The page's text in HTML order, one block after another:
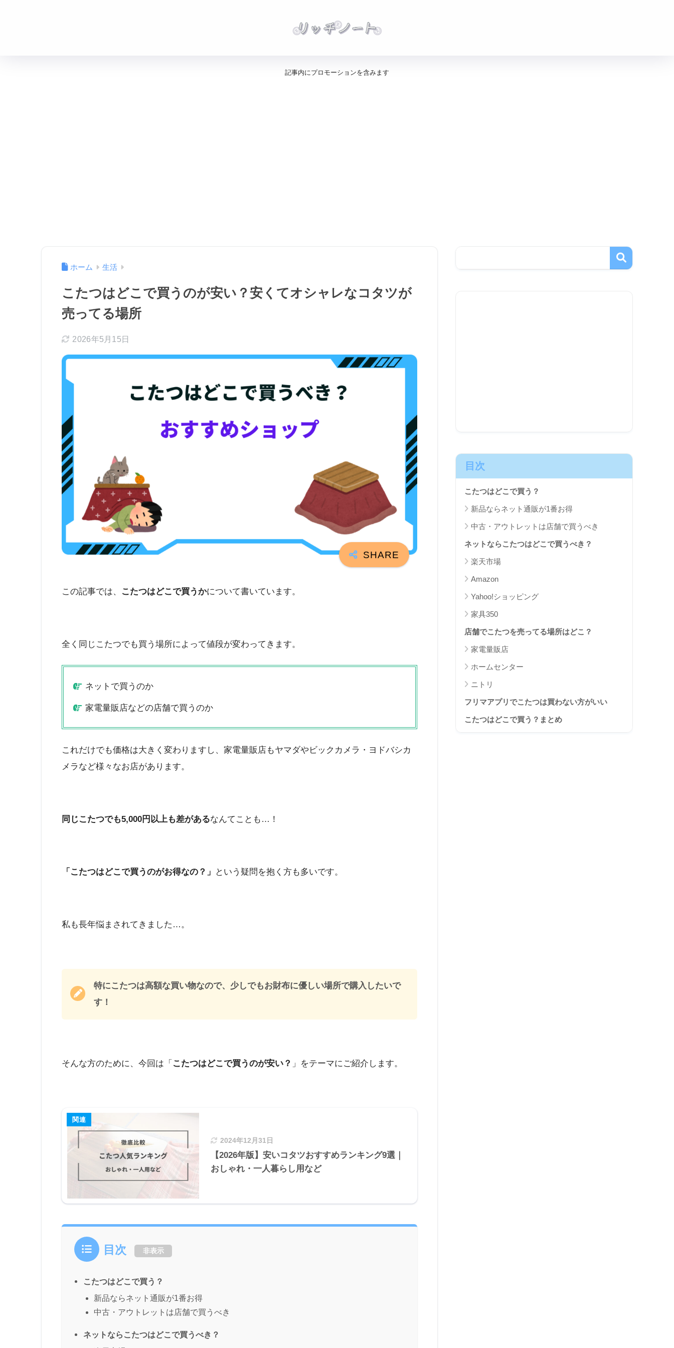
記事内にプロモーションを含みます
ホーム 生活
こたつはどこで買うのが安い？安くてオシャレなコタツが
売ってる場所
2026年5月15日
この記事では、 こたつはどこで買うかについて書いています。
全く同じこたつでも買う場所によって値段が変わってきます。
ネットで買うのか
家電量販店などの店舗で買うのか
これだけでも価格は大きく変わりますし、家電量販店もヤマダやビックカメラ・ヨドバシカ
メラなど様々なお店があります。
同じこたつでも5,000円以上も差があるなんてことも…！
「こたつはどこで買うのがお得なの？」 という疑問を抱く方も多いです。
私も長年悩まされてきました…。
特にこたつは高額な買い物なので、少しでもお財布に優しい場所で購入したいで
す！
そんな方のために、今回は「 こたつはどこで買うのが安い？ 」をテーマにご紹介します。
2024年12月31日
【2026年版】安いコタツおすすめランキング9選｜
おしゃれ・一人暮らし用など
目次 非表示
こたつはどこで買う？
新品ならネット通販が1番お得
中古・アウトレットは店舗で買うべき
ネットならこたつはどこで買うべき？
目次
こたつはどこで買う？
新品ならネット通販が1番お得
中古・アウトレットは店舗で買うべき
ネットならこたつはどこで買うべき？
楽天市場
Amazon
Yahoo!ショッピング
家具350
店舗でこたつを売ってる場所はどこ？
家電量販店
ホームセンター
ニトリ
フリマアプリでこたつは買わない方がいい
こたつはどこで買う？まとめ